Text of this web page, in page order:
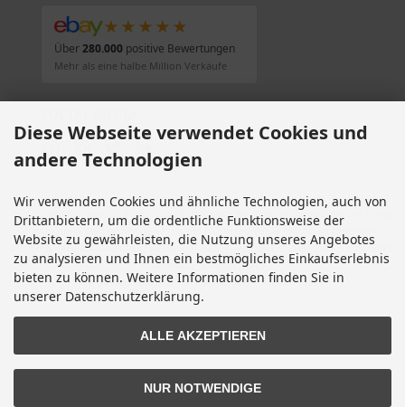
★★★★★
Über280.000positive Bewertungen
Mehr als eine halbe Million Verkäufe
Alle Preise inkl. gesetzl. MwSt. zzgl. Versandkosten . Die durchgestrichenen Preise
entsprechen dem bisherigen Preis bei Motorradteile & Motorrad Ersatzteile.
Motorradteile & Motorrad Ersatzteile © 2026 | Template © 2009-2026 by modified
eCommerce Shopsoftware
modified eCommerce Shopsoftware © 2009-2026
Diese Webseite verwendet Cookies und
andere Technologien
Wir verwenden Cookies und ähnliche Technologien, auch von
Drittanbietern, um die ordentliche Funktionsweise der
Website zu gewährleisten, die Nutzung unseres Angebotes
zu analysieren und Ihnen ein bestmögliches Einkaufserlebnis
bieten zu können. Weitere Informationen finden Sie in
unserer Datenschutzerklärung.
ALLE AKZEPTIEREN
NUR NOTWENDIGE